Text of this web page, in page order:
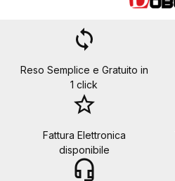
loop
Reso Semplice e Gratuito in
1 click
star_border
Fattura Elettronica
disponibile
headset_mic